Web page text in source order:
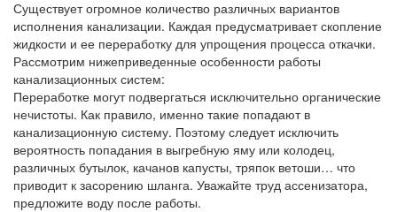
Существует огромное количество различных вариантов
исполнения канализации. Каждая предусматривает скопление
жидкости и ее переработку для упрощения процесса откачки.
Рассмотрим нижеприведенные особенности работы
канализационных систем:
Переработке могут подвергаться исключительно органические
нечистоты. Как правило, именно такие попадают в
канализационную систему. Поэтому следует исключить
вероятность попадания в выгребную яму или колодец,
различных бутылок, качанов капусты, тряпок ветоши… что
приводит к засорению шланга. Уважайте труд ассенизатора,
предложите воду после работы.